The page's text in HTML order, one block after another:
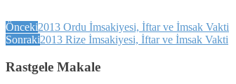
Önceki2013 Ordu İmsakiyesi, İftar ve İmsak Vakti
Sonraki2013 Rize İmsakiyesi, İftar ve İmsak Vakti
Rastgele Makale